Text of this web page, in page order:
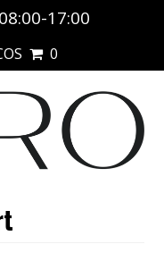
17:00
0